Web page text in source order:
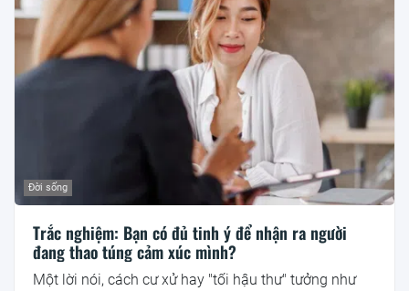
Đời sống
Trắc nghiệm: Bạn có đủ tinh ý để nhận ra người
đang thao túng cảm xúc mình?
Một lời nói, cách cư xử hay "tối hậu thư" tưởng như